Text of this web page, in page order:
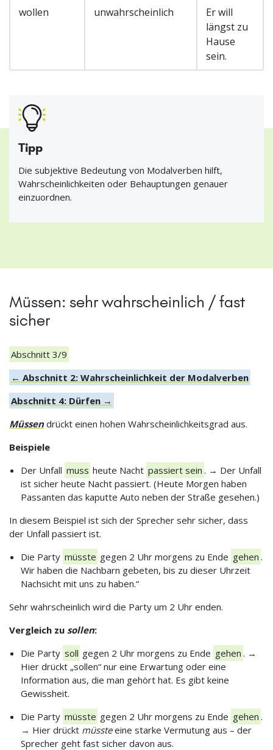
wollen unwahrscheinlich
Er will
längst zu
Hause
sein.
Tipp
Die subjektive Bedeutung von Modalverben hilft,
Wahrscheinlichkeiten oder Behauptungen genauer
einzuordnen.
Müssen: sehr wahrscheinlich / fast
sicher
Abschnitt 3/9
← Abschnitt 2: Wahrscheinlichkeit der Modalverben
Abschnitt 4: Dürfen →
Müssendrückt einen hohen Wahrscheinlichkeitsgrad aus.
Beispiele
Der Unfall muss heute Nacht passiert sein . → Der Unfall
ist sicher heute Nacht passiert. (Heute Morgen haben
Passanten das kaputte Auto neben der Straße gesehen.)
In diesem Beispiel ist sich der Sprecher sehr sicher, dass
der Unfall passiert ist.
Die Party müsste gegen 2 Uhr morgens zu Ende gehen .
Wir haben die Nachbarn gebeten, bis zu dieser Uhrzeit
Nachsicht mit uns zu haben.“
Sehr wahrscheinlich wird die Party um 2 Uhr enden.
Vergleich zu sollen:
Die Party soll gegen 2 Uhr morgens zu Ende gehen . →
Hier drückt „sollen“ nur eine Erwartung oder eine
Information aus, die man gehört hat. Es gibt keine
Gewissheit.
Die Party müsste gegen 2 Uhr morgens zu Ende gehen .
→ Hier drückt müssteeine starke Vermutung aus – der
Sprecher geht fast sicher davon aus.